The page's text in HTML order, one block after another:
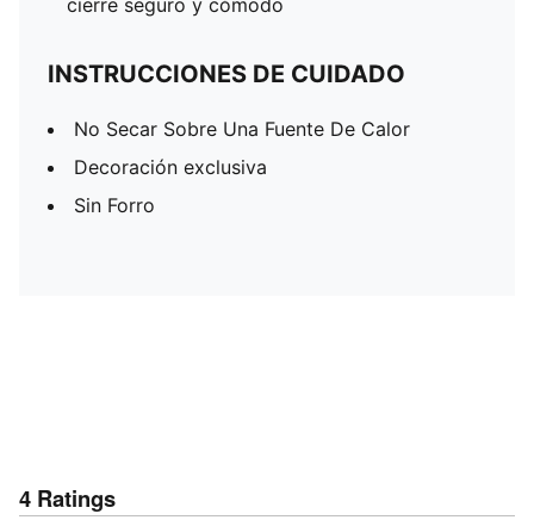
cierre seguro y cómodo
INSTRUCCIONES DE CUIDADO
No Secar Sobre Una Fuente De Calor
Decoración exclusiva
Sin Forro
4 Ratings